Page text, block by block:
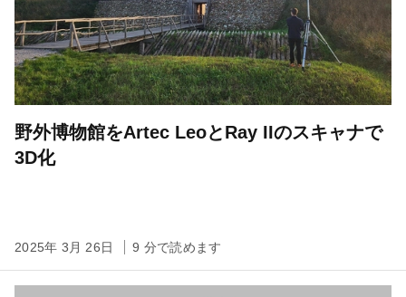
野外博物館をArtec LeoとRay IIのスキャナで
3D化
2025年 3月 26日 9 分で読めます